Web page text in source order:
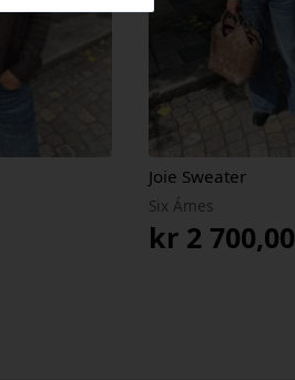
Joie Sweater
Six Ámes
kr 2 700,00